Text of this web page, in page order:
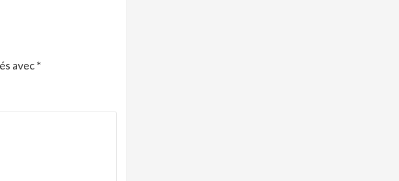
avec*